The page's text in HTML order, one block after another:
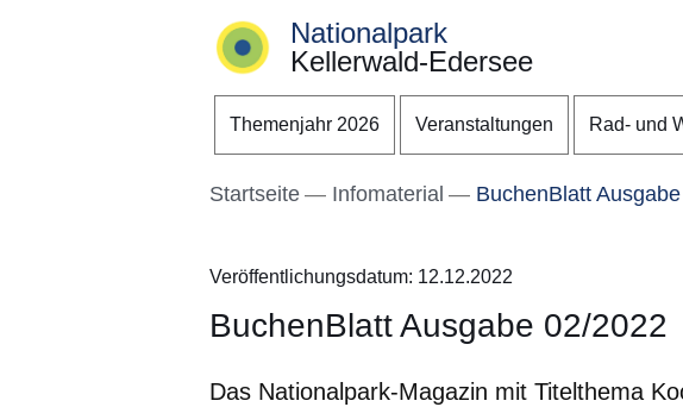
Direkt zum Kopf der Seite
Direkt zum Inhalt
Direkt zum Fuß der Seite
Nationalpark
Kellerwald-Edersee
Themenjahr 2026 Veranstaltungen Rad- und
Startseite Infomaterial BuchenBlatt
Veröffentlichungsdatum: 12.12.2022
BuchenBlatt Ausgabe 02/2022
Das Nationalpark-Magazin mit Titelthema